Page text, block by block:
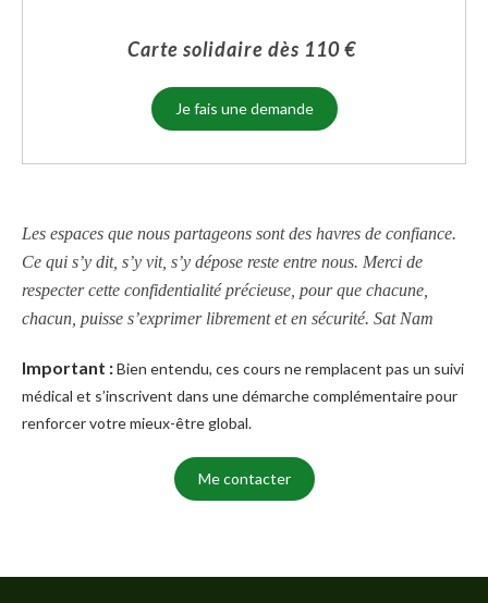
Carte solidaire dès 110 €
Je fais une demande
Les espaces que nous partageons sont des havres de confiance.
Ce qui s’y dit, s’y vit, s’y dépose reste entre nous. Merci de
respecter cette confidentialité précieuse, pour que chacune,
chacun, puisse s’exprimer librement et en sécurité. Sat Nam
Important :Bien entendu, ces cours ne remplacent pas un suivi
médical et s’inscrivent dans une démarche complémentaire pour
renforcer votre mieux-être global.
Me contacter